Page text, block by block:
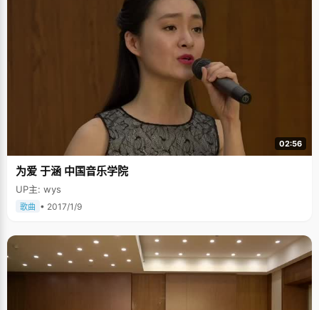
02:56
为爱 于涵 中国音乐学院
UP主: wys
歌曲 • 2017/1/9